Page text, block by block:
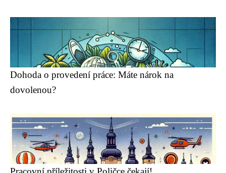
Dohoda o provedení práce: Máte nárok na
dovolenou?